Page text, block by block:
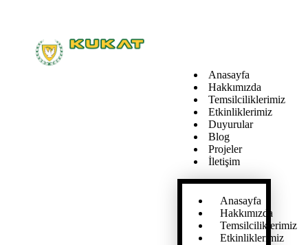
Anasayfa
Hakkımızda
Temsilciliklerimiz
Etkinliklerimiz
Duyurular
Blog
Projeler
İletişim
Anasayfa
Hakkımızda
Temsilciliklerimiz
Etkinliklerimiz